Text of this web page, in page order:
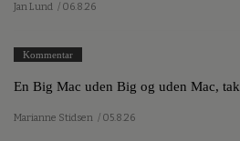
Jan Lund / 06.8.26
Kommentar
En Big Mac uden Big og uden Mac, tak
Marianne Stidsen / 05.8.26